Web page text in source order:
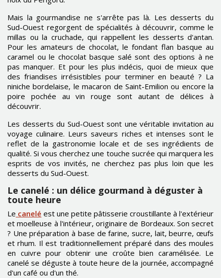
Mais la gourmandise ne s'arrête pas là. Les desserts du
Sud-Ouest regorgent de spécialités à découvrir, comme le
millas ou la cruchade, qui rappellent les desserts d'antan.
Pour les amateurs de chocolat, le fondant flan basque au
caramel ou le chocolat basque salé sont des options à ne
pas manquer. Et pour les plus indécis, quoi de mieux que
des friandises irrésistibles pour terminer en beauté ? La
niniche bordelaise, le macaron de Saint-Emilion ou encore la
poire pochée au vin rouge sont autant de délices à
découvrir.
Les desserts du Sud-Ouest sont une véritable invitation au
voyage culinaire. Leurs saveurs riches et intenses sont le
reflet de la gastronomie locale et de ses ingrédients de
qualité. Si vous cherchez une touche sucrée qui marquera les
esprits de vos invités, ne cherchez pas plus loin que les
desserts du Sud-Ouest.
Le canelé : un délice gourmand à déguster à
toute heure
Le canelé est une petite pâtisserie croustillante à l'extérieur
et moelleuse à l'intérieur, originaire de Bordeaux. Son secret
? Une préparation à base de farine, sucre, lait, beurre, œufs
et rhum. Il est traditionnellement préparé dans des moules
en cuivre pour obtenir une croûte bien caramélisée. Le
canelé se déguste à toute heure de la journée, accompagné
d'un café ou d'un thé.